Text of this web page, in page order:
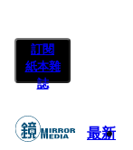
訂閱
紙本雜
誌
最新
快訊